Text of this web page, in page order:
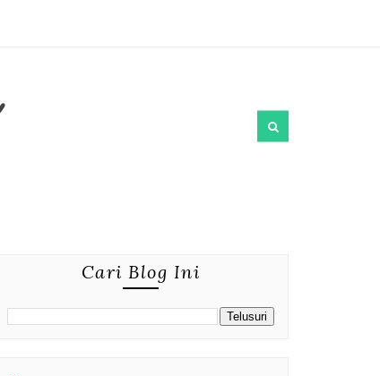
Cari Blog Ini